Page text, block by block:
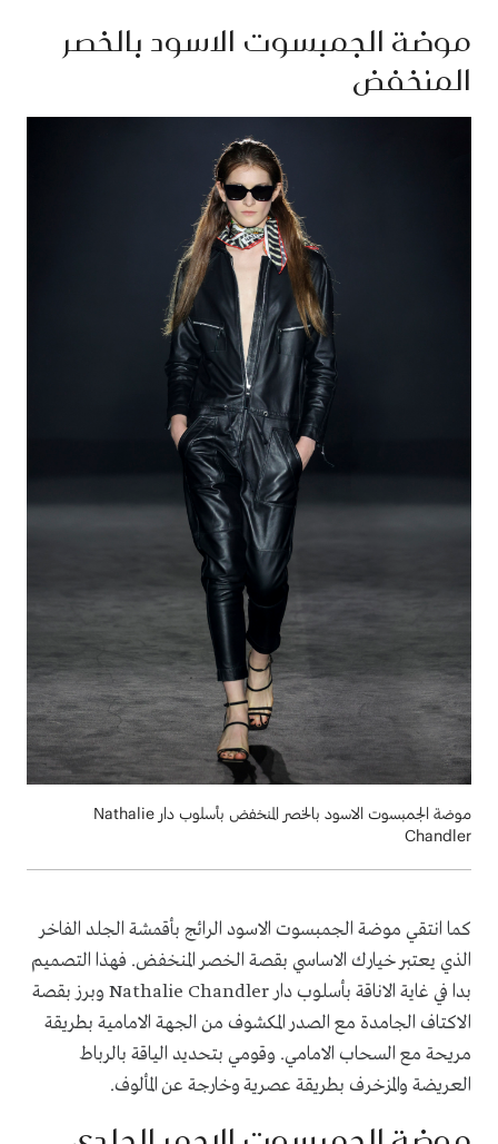
موضة الجمبسوت الاسود بالخصر
المنخفض
موضة الجمبسوت الاسود بالخصر المنخفض بأسلوب دار Nathalie
Chandler
كما انتقي موضة الجمبسوت الاسود الرائج بأقمشة الجلد الفاخر
الذي يعتبر خيارك الاساسي بقصة الخصر المنخفض. فهذا التصميم
بدا في غاية الاناقة بأسلوب دار Nathalie Chandler وبرز بقصة
الاكتاف الجامدة مع الصدر المكشوف من الجهة الامامية بطريقة
مريحة مع السحاب الامامي. وقومي بتحديد الياقة بالرباط
العريضة والمزخرف بطريقة عصرية وخارجة عن المألوف.